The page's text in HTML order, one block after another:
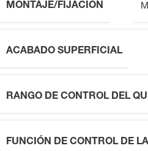
MONTAJE/FIJACIÓN
ACABADO SUPERFICIAL
RANGO DE CONTROL DEL
FUNCIÓN DE CONTROL DE